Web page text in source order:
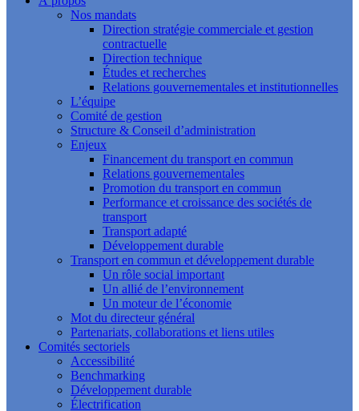
Nos mandats
Direction stratégie commerciale et gestion
contractuelle
Direction technique
Études et recherches
Relations gouvernementales et institutionnelles
L’équipe
Comité de gestion
Structure & Conseil d’administration
Enjeux
Financement du transport en commun
Relations gouvernementales
Promotion du transport en commun
Performance et croissance des sociétés de
transport
Transport adapté
Développement durable
Transport en commun et développement durable
Un rôle social important
Un allié de l’environnement
Un moteur de l’économie
Mot du directeur général
Partenariats, collaborations et liens utiles
Comités sectoriels
Accessibilité
Benchmarking
Développement durable
Électrification